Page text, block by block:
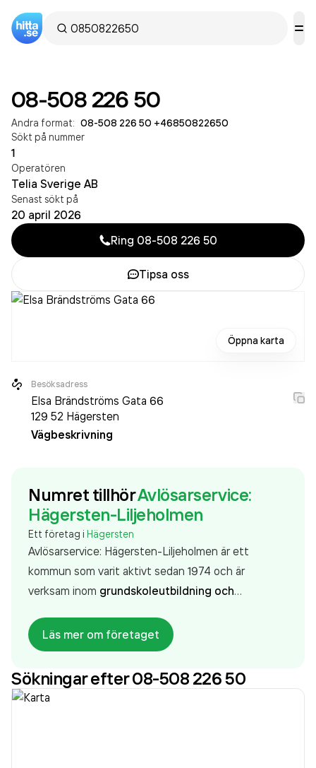
08-508 226 50
Andra format: 08-508 226 50 +46850822650
Sökt på nummer
1
Operatören
Telia Sverige AB
Senast sökt på
20 april 2026
Ring 08-508 226 50
Tipsa oss
Öppna karta
Besöksadress
Elsa Brändströms Gata 66
129 52 Hägersten
Vägbeskrivning
Numret tillhörAvlösarservice:
Hägersten-Liljeholmen
Ett företag i Hägersten
Avlösarservice: Hägersten-Liljeholmen är ett
kommun som varit aktivt sedan 1974 och är
verksam inom grundskoleutbildning och
Läs mer om företaget
Sökningar efter 08-508 226 50